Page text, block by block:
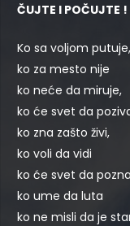
ČUJTE I POČUJTE !
Ko sa voljom putuje,
ko za mesto nije
ko neće da miruje,
ko će svet da
ko zna zašto živi,
ko voli da vidi
ko će svet da
ko ume da luta
ko ne misli da je